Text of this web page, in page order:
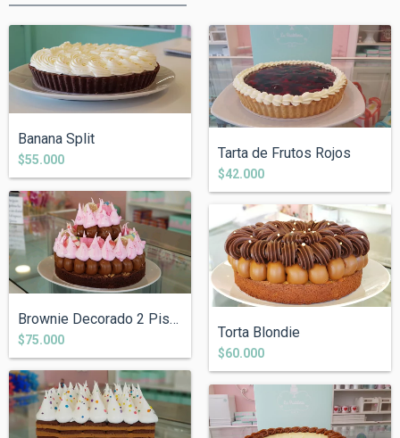
Banana Split
$55.000 Tarta de Frutos Rojos
$42.000
Brownie Decorado 2 Pisos.
$75.000 Torta Blondie
$60.000